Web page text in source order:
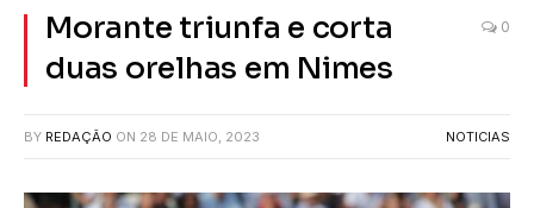
Morante triunfa e corta
duas orelhas em Nimes
0
BY REDAÇÃO ON 28 DE MAIO, 2023 NOTICIAS